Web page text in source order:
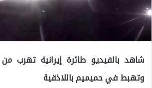
شاهد بالفيديو طائرة إيرانية تهرب من
وتهبط في حميميم باللاذقية